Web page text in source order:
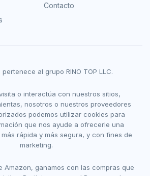
Contacto
al grupo RINO TOP LLC.
o interactúa con nuestros sitios,
nosotros o nuestros proveedores
podemos utilizar cookies para
que nos ayude a ofrecerle una
rápida y más segura, y con fines de
marketing.
Amazon, ganamos con las compras que